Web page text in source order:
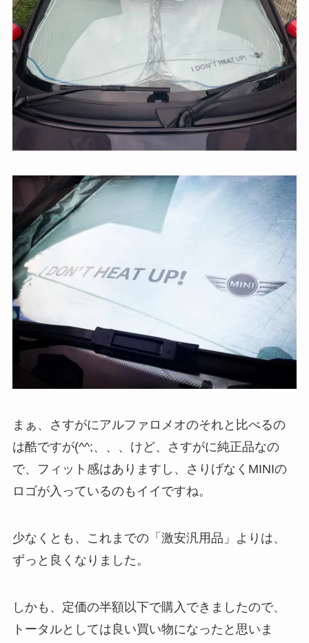
まぁ、さすがにアルファロメオのそれと比べるの
は酷ですが(^^;、、、けど、さすがに純正品なの
で、フィット感はありますし、さりげなくMINIの
ロゴが入っているのもイイですね。
少なくとも、これまでの「激安汎用品」よりは、
ずっと良くなりました。
しかも、定価の半額以下で購入できましたので、
トータルとしては良い買い物になったと思いま